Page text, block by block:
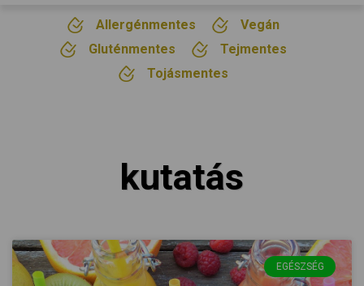
Allergénmentes
Vegán
Gluténmentes
Tejmentes
Tojásmentes
kutatás
EGÉSZSÉG